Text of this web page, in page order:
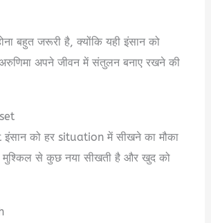
बहुत जरूरी है, क्योंकि यही इंसान को
अपने जीवन में संतुलन बनाए रखने की
को हर situation में सीखने का मौका
मुश्किल से कुछ नया सीखती है और खुद को